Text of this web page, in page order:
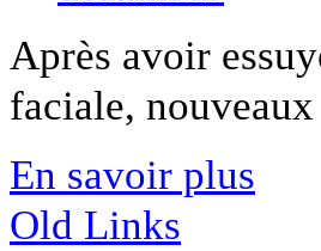
Après avoir
faciale,
En savoir plus
Old Links